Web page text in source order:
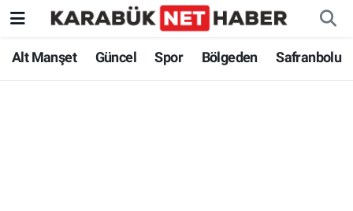
Alt Manşet Güncel Spor Bölgeden Safranbolu